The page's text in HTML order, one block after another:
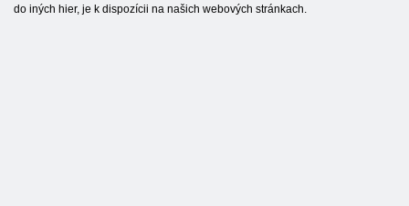
do iných hier, je k dispozícii na našich webových stránkach.